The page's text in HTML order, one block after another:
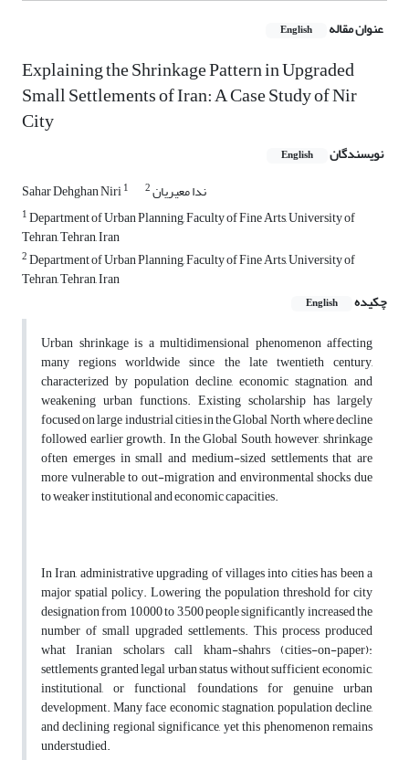
عنوان مقاله English
Explaining the Shrinkage Pattern in Upgraded
Small Settlements of Iran: A Case Study of Nir
City
نویسندگان English
Sahar Dehghan Niri1 ندا معیریان2
1Department of Urban Planning, Faculty of Fine Arts, University of
Tehran, Tehran, Iran
2Department of Urban Planning, Faculty of Fine Arts, University of
Tehran, Tehran, Iran
چکیده
English
Urban shrinkage is a multidimensional phenomenon affecting
many regions worldwide since the late twentieth century,
characterized by population decline, economic stagnation, and
weakening urban functions. Existing scholarship has largely
focused on large industrial cities in the Global North, where decline
followed earlier growth. In the Global South, however, shrinkage
often emerges in small and medium-sized settlements that are
more vulnerable to out-migration and environmental shocks due
to weaker institutional and economic capacities.
In Iran, administrative upgrading of villages into cities has been a
major spatial policy. Lowering the population threshold for city
designation from 10,000 to 3,500 people significantly increased the
number of small upgraded settlements. This process produced
what Iranian scholars call kham-shahrs (cities-on-paper):
settlements granted legal urban status without sufficient economic,
institutional, or functional foundations for genuine urban
development. Many face economic stagnation, population decline,
and declining regional significance, yet this phenomenon remains
understudied.